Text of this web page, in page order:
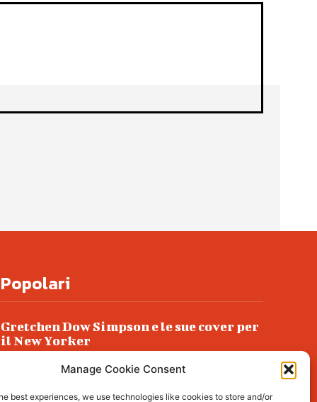
Manage Cookie Consent
best experiences, we use technologies like cookies to store and/or
Popolari
Gretchen Dow Simpson e le sue cover per
il New Yorker
Ancora dossieraggi e schedature
Podlech, il Cile lo ha condannato